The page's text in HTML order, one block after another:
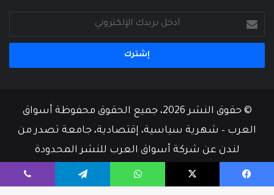
بريدك
الإلكتروني
© حقوق النشر 2026، جميع الحقوق محفوظة أسواق
العرب – شهرية سياسية، إقتصادية، جامعة تصدر من
لندن عن شركة أسواق العرب للنشر المحدودة
من نحن أسرة التحرير إتصل بنا
فيسبوك ‫X واتساب تيلقرام ڤايبر